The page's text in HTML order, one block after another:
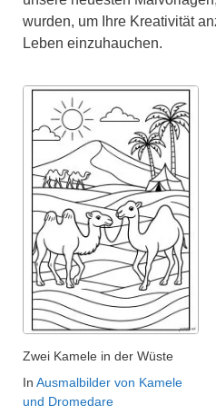
wurden, um Ihre Kreativität
Leben einzuhauchen.
Zwei Kamele in der Wüste
In Ausmalbilder von Kamele
und Dromedare